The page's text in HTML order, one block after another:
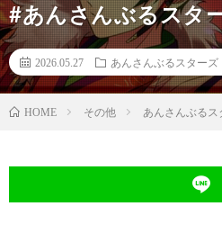
#あんさんぶるスタ
2026.05.27 あんさんぶるスターズ
HOME その他 あんさんぶる